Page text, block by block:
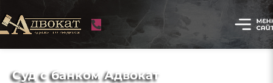
Суд с банком Адвокат